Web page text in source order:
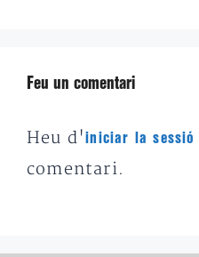
Feu un comentari
Heu d'iniciar la sessió
comentari.